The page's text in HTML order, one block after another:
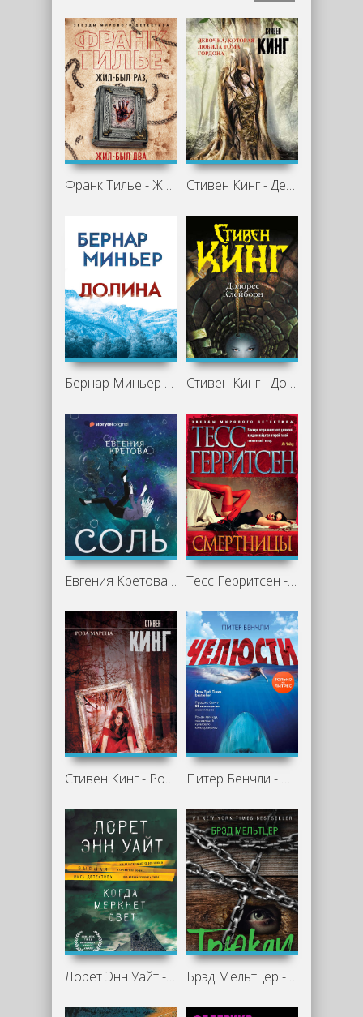
Франк Тилье - Жил-был раз, жил-был два Стивен Кинг - Девочка, которая любила Тома Гордона
Бернар Миньер - Долина Стивен Кинг - Долорес Клейборн
Евгения Кретова - Альтераты. Соль Тесс Герритсен - Смертницы
Стивен Кинг - Роза Марена Питер Бенчли - Челюсти
Лорет Энн Уайт - Когда меркнет свет Брэд Мельтцер - Трюкач